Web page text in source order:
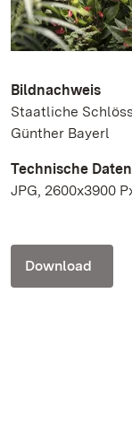
Bildnachweis
Staatliche
Günther Bayerl
Technische Daten
JPG, 2600x3900
Download